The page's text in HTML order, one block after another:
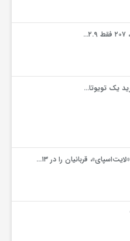
قربانیان را در ۱۳…